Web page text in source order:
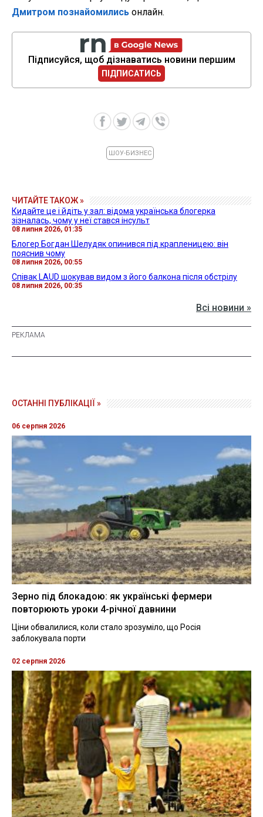
Дмитром познайомились онлайн.
Підписуйся, щоб дізнаватись новини першим
ПІДПИСАТИСЬ
ШОУ-БИЗНЕС
ЧИТАЙТЕ ТАКОЖ »
Кидайте це і йдіть у зал: відома українська блогерка
зізналась, чому у неї стався інсульт
08 липня 2026, 01:35
Блогер Богдан Шелудяк опинився під крапленицею: він
пояснив чому
08 липня 2026, 00:55
Співак LAUD шокував видом з його балкона після обстрілу
08 липня 2026, 00:35
Всі новини »
ОСТАННІ ПУБЛІКАЦІЇ »
06 серпня 2026
Зерно під блокадою: як українські фермери
повторюють уроки 4-річної давнини
Ціни обвалилися, коли стало зрозуміло, що Росія
заблокувала порти
02 серпня 2026